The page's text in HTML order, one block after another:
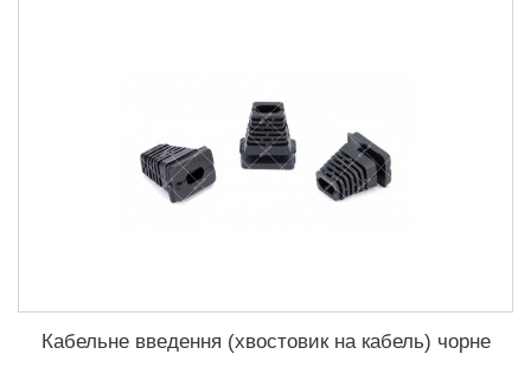
Кабельне введення (хвостовик на кабель) чорне